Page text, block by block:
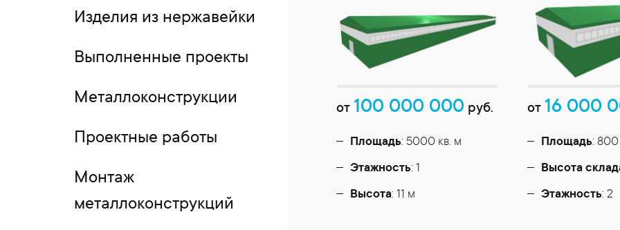
Изделия из нержавейки
Выполненные проекты
Металлоконструкции
Проектные работы
Монтаж
металлоконструкций
от 100 000 000 руб.
Площадь: 5000 кв. м
Этажность: 1
Высота: 11 м
от 16 000
Площадь: 800
Высота
Этажность: 2